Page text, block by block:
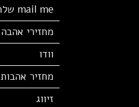
mail me שלח מייל
מחזירי אהבה
וודו
מחזיר אהבות
זיווג